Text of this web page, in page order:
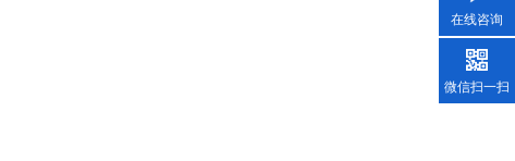
在线咨询
微信扫一扫